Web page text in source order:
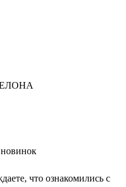
что ознакомились с